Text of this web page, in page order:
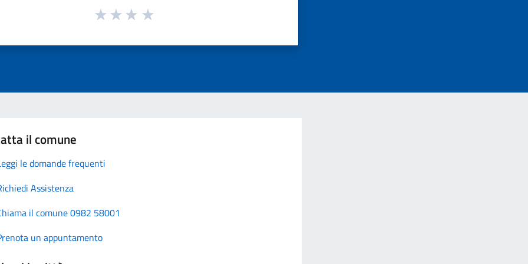
il comune
le domande frequenti
Assistenza
il comune 0982 58001
un appuntamento